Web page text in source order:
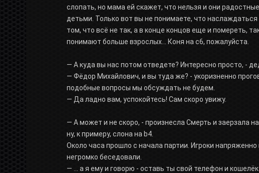
слопать, но мама ей скажет, что нельзя и они
детьми. Только вот вы не понимаете, что
том, что всё не так, а в конце концов еще и помереть,
понимают больше взрослых... Коня на с6, пожалуйста.
— А куда вы нас потом отведете? Интересно просто, -
— Фёдор Михайлович, и вы туда же? - укоризненно
подобные вопросы мы обсуждать не будем.
— Да ладно вам, успокойтесь! Сам скоро увижу.
— А может и не скоро, - произнесла Смерть и заерзала на
ну, к примеру, слона на b4.
Около часа прошло с начала партии. Игроки
негромко беседовали.
— ... а я ему и говорю - оставь ты свой телефон и